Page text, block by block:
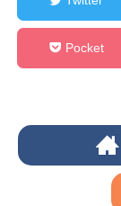
Pocket